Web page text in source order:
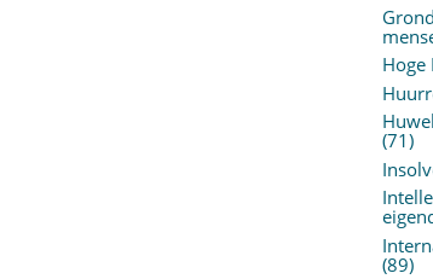
Hoge
(71)
(89)